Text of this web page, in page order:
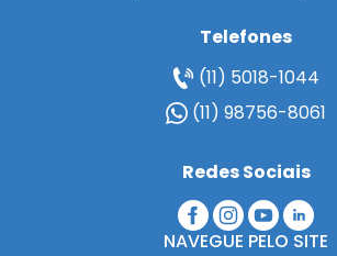
Telefones
(11) 5018-1044
(11) 98756-8061
Redes Sociais
NAVEGUE PELO SITE